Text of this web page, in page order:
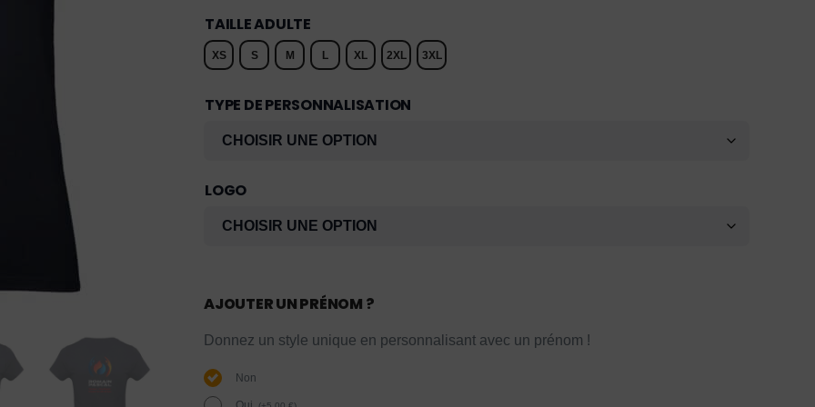
TAILLE ADULTE
XS S M L XL 2XL 3XL
TYPE DE PERSONNALISATION
LOGO
AJOUTER UN PRÉNOM ?
Donnez un style unique en personnalisant avec un prénom !
Non